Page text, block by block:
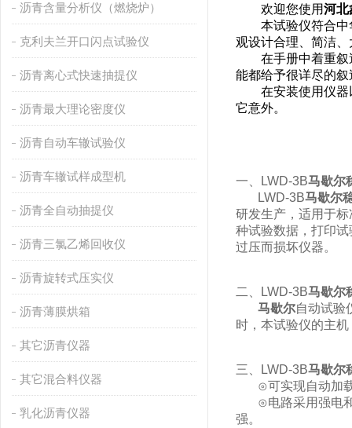
沥青含量分析仪（燃烧炉）
克利夫兰开口闪点试验仪
沥青离心式快速抽提仪
沥青最大理论密度仪
沥青自动车辙试验仪
沥青车辙试样成型机
沥青全自动抽提仪
沥青三氯乙烯回收仪
沥青旋转式压实仪
沥青薄膜烘箱
其它沥青仪器
其它混合料仪器
乳化沥青仪器
欢迎您使用河北
本试验仪符合中华
观设计合理、简洁
在手册中着重叙述
能都给予很详尽的
在安装使用仪器以
它意外。
一、LWD-3B马歇尔
LWD-3B马歇尔
研发生产，适用于标
种试验数据，打印
过压而损坏仪器。
二、LWD-3B马歇尔
马歇尔自动试验
时，本试验仪的主
三、LWD-3B马歇尔
⊙可实现自动加载
⊙电路采用强电和
强。